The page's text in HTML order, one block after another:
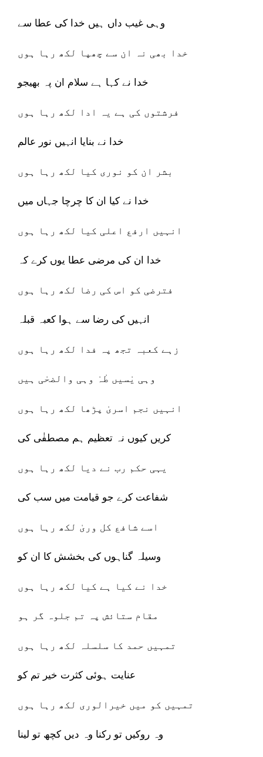
وہی غیب داں ہیں خدا کی عطا سے
خدا بھی نہ ان سے چھپا لکھ رہا ہوں
خدا نے کہا ہے سلام ان پہ بھیجو
فرشتوں کی ہے یہ ادا لکھ رہا ہوں
خدا نے بنایا انہیں نور عالم
بشر ان کو نوری کیا لکھ رہا ہوں
خدا نے کیا ان کا چرچا جہاں میں
انہیں ارفع اعلی کیا لکھ رہا ہوں
خدا ان کی مرضی عطا یوں کرے کہ
فترضی کو اس کی رضا لکھ رہا ہوں
انہیں کی رضا سے ہوا کعبہ قبلہ
زہے کعبہ تجھ پہ فدا لکھ رہا ہوں
وہی یٰسیں طٰہٰ وہی والضحٰی ہیں
انہیں نجم اسریٰ پڑھا لکھ رہا ہوں
کریں کیوں نہ تعظیم ہم مصطفٰی کی
یہی حکم رب نے دیا لکھ رہا ہوں
شفاعت کرے جو قیامت میں سب کی
اسے شافع کل وریٰ لکھ رہا ہوں
وسیلہ گناہوں کی بخشش کا ان کو
خدا نے کیا ہے کیا لکھ رہا ہوں
مقام ستائش پہ تم جلوہ گر ہو
تمہیں حمد کا سلسلہ لکھ رہا ہوں
عنایت ہوئی کثرت خیر تم کو
تمہیں کو میں خیرالوری لکھ رہا ہوں
وہ روکیں تو رکنا وہ دیں کچھ تو لینا